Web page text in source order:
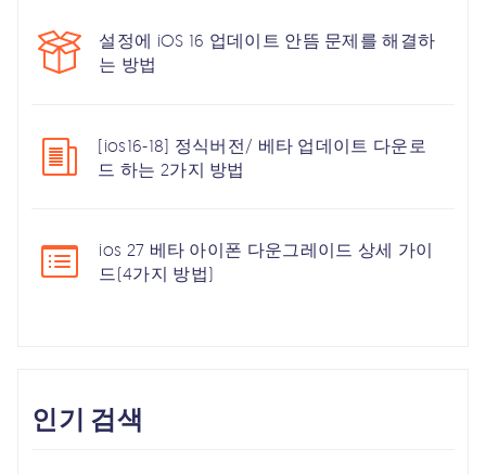
설정에 iOS 16 업데이트 안뜸 문제를 해결하
는 방법
[ios16-18] 정식버전/ 베타 업데이트 다운로
드 하는 2가지 방법
ios 27 베타 아이폰 다운그레이드 상세 가이
드(4가지 방법)
인기 검색